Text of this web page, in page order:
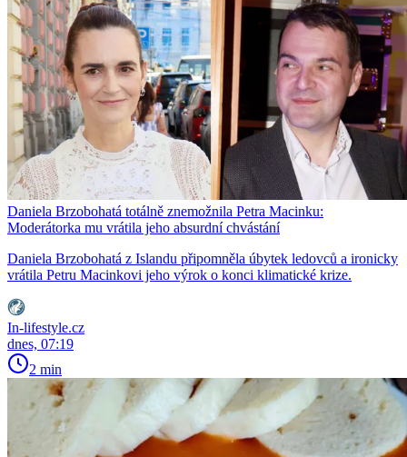
Daniela Brzobohatá totálně znemožnila Petra Macinku:
Moderátorka mu vrátila jeho absurdní chvástání
Daniela Brzobohatá z Islandu připomněla úbytek ledovců a ironicky
vrátila Petru Macinkovi jeho výrok o konci klimatické krize.
In-lifestyle.cz
dnes, 07:19
2 min